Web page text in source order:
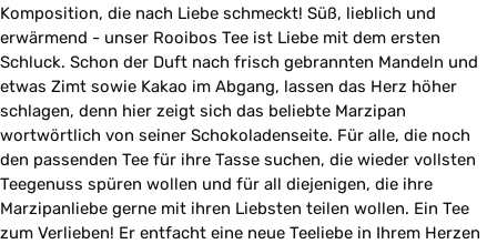
Komposition, die nach Liebe schmeckt! Süß, lieblich und
erwärmend - unser Rooibos Tee ist Liebe mit dem ersten
Schluck. Schon der Duft nach frisch gebrannten Mandeln und
etwas Zimt sowie Kakao im Abgang, lassen das Herz höher
schlagen, denn hier zeigt sich das beliebte Marzipan
wortwörtlich von seiner Schokoladenseite. Für alle, die noch
den passenden Tee für ihre Tasse suchen, die wieder vollsten
Teegenuss spüren wollen und für all diejenigen, die ihre
Marzipanliebe gerne mit ihren Liebsten teilen wollen. Ein Tee
zum Verlieben! Er entfacht eine neue Teeliebe in Ihrem Herzen